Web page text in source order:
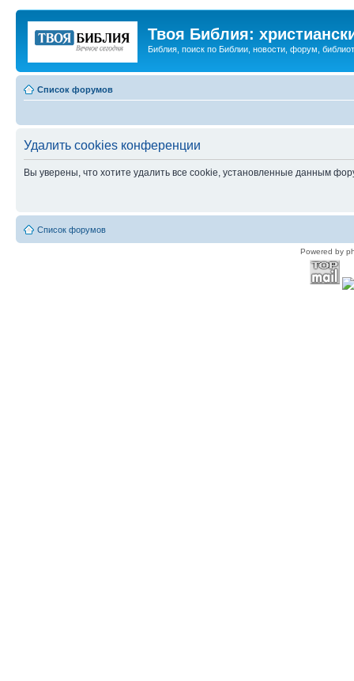
Твоя Библия:
Библия, поиск по Библии, новости, форум,
Список форумов
Удалить cookies конференции
Вы уверены, что хотите удалить все cookie, установленные данным
Список форумов
Powered by